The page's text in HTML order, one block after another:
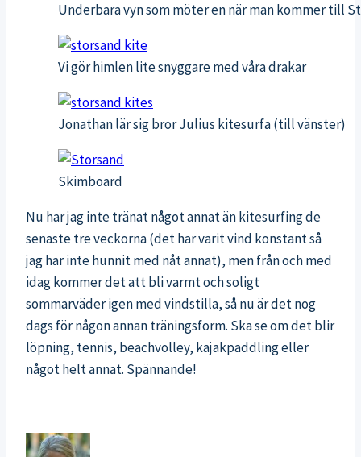
Underbara vyn som möter en när man kommer till
Vi gör himlen lite snyggare med våra drakar
Jonathan lär sig bror Julius kitesurfa (till vänster)
Skimboard
Nu har jag inte tränat något annat än kitesurfing de
senaste tre veckorna (det har varit vind konstant så
jag har inte hunnit med nåt annat), men från och med
idag kommer det att bli varmt och soligt
sommarväder igen med vindstilla, så nu är det nog
dags för någon annan träningsform. Ska se om det blir
löpning, tennis, beachvolley, kajakpaddling eller
något helt annat. Spännande!